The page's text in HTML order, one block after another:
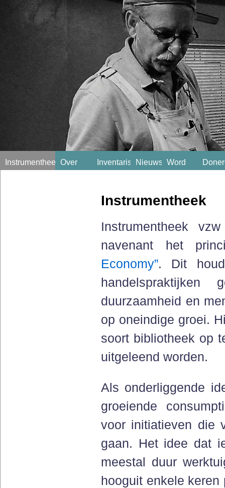
Instrumentheek Over Inventaris Nieuws Word
Instrumentheek
Instrumentheek
navenant het
Economy”. Dit
duurzaamheid en
op oneindige groei.
soort bibliotheek op
uitgeleend worden.
Als onderliggende
groeiende
voor initiatieven die
gaan. Het idee dat
meestal duur
hooguit enkele